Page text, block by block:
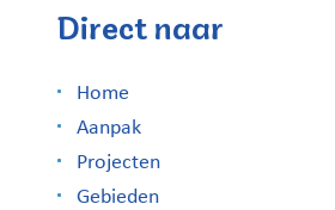
Direct naar
Home
Aanpak
Projecten
Gebieden